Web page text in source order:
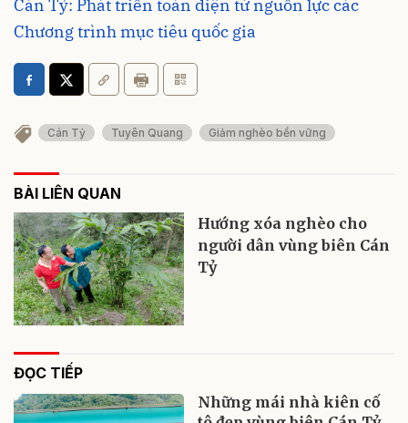
Cán Tỷ: Phát triển toàn diện từ nguồn lực các
Chương trình mục tiêu quốc gia
Cán Tỷ Tuyên Quang Giảm nghèo bền vững
BÀI LIÊN QUAN
Hướng xóa nghèo cho
người dân vùng biên Cán
Tỷ
ĐỌC TIẾP
Những mái nhà kiên cố